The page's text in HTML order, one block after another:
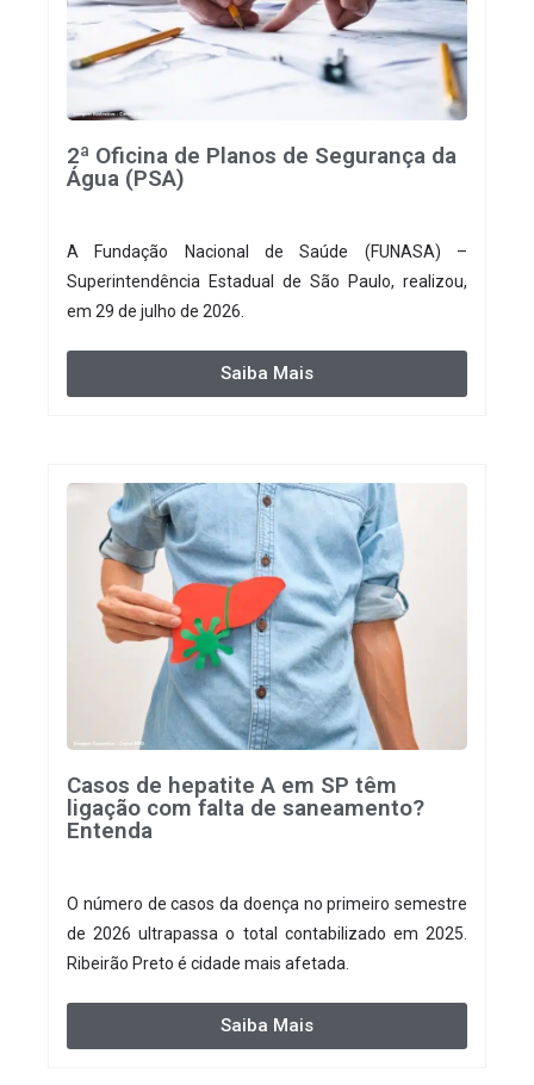
2ª Oficina de Planos de Segurança da
Água (PSA)
A Fundação Nacional de Saúde (FUNASA) –
Superintendência Estadual de São Paulo, realizou,
em 29 de julho de 2026.
Saiba Mais
Casos de hepatite A em SP têm
ligação com falta de saneamento?
Entenda
O número de casos da doença no primeiro semestre
de 2026 ultrapassa o total contabilizado em 2025.
Ribeirão Preto é cidade mais afetada.
Saiba Mais